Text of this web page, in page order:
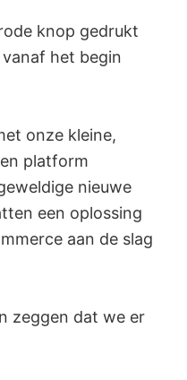
knop gedrukt
het begin
onze kleine,
platform
nieuwe
een oplossing
aan de slag
zeggen dat we er